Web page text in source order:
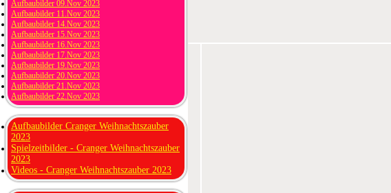
Aufbaubilder 09.Nov 2023
Aufbaubilder 11.Nov 2023
Aufbaubilder 14.Nov 2023
Aufbaubilder 15.Nov 2023
Aufbaubilder 16.Nov 2023
Aufbaubilder 17.Nov 2023
Aufbaubilder 19.Nov 2023
Aufbaubilder 20.Nov 2023
Aufbaubilder 21.Nov 2023
Aufbaubilder 22.Nov 2023
Aufbaubilder Cranger Weihnachtszauber
2023
Spielzeitbilder - Cranger Weihnachtszauber
2023
Videos - Cranger Weihnachtszauber 2023